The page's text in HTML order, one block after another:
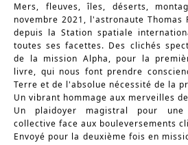
Mers, fleuves, îles, déserts,
novembre 2021, l'astronaute Thomas
depuis la Station spatiale
toutes ses facettes. Des clichés
de la mission Alpha, pour la
livre, qui nous font prendre
Terre et de l'absolue nécessité de la
Un vibrant hommage aux merveilles
Un plaidoyer magistral pour
collective face aux bouleversements
Envoyé pour la deuxième fois en